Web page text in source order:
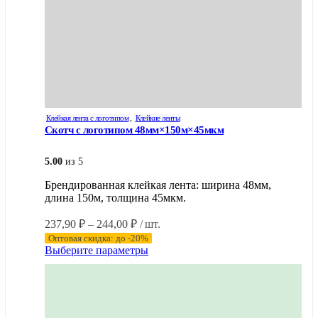
Клейкая лента с логотипом, Клейкие ленты
Скотч с логотипом 48мм×150м×45мкм
5.00 из 5
Брендированная клейкая лента: ширина 48мм,
длина 150м, толщина 45мкм.
237,90 ₽ – 244,00 ₽Диапазон
цен:
237,90 ₽
–
/ шт.
Оптовая скидка: до -20%
Выберите параметрыЭтот
товар